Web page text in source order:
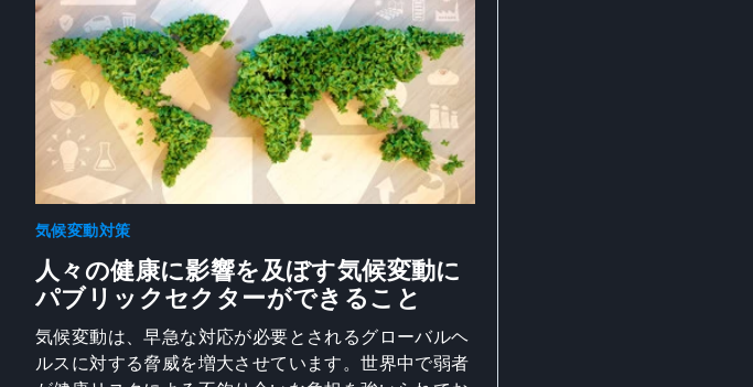
気候変動対策
人々の健康に影響を及ぼす気候変動に
パブリックセクターができること
気候変動は、早急な対応が必要とされるグローバルヘ
ルスに対する脅威を増大させています。世界中で弱者